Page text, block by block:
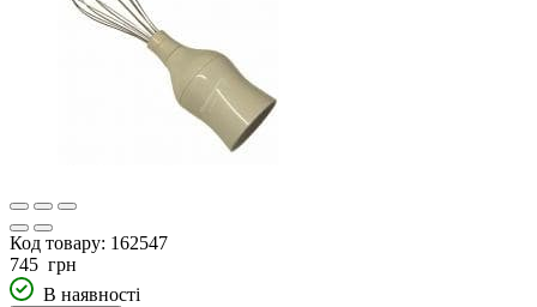
Код товару: 162547
745 грн
В наявності